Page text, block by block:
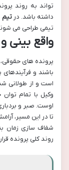
تواند به روند
داشته باشد. درتیم
تیمی طراحی می
واقع بینی
پرونده های
باشند و
است و از طولانی
وکیل با تمام توان
اوست. صبر و
تا در این مسیر،
شفاف سازی زمان
روند کلی پرونده